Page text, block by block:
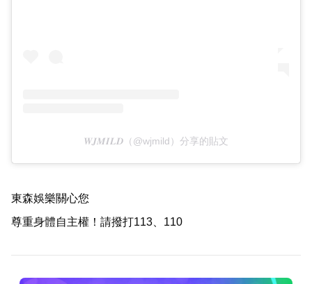
𝑾𝑱𝑴𝑰𝑳𝑫（@wjmild）分享的貼文
東森娛樂關心您
尊重身體自主權！請撥打113、110